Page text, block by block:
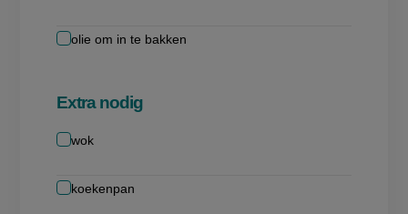
olie om in te bakken
Extra nodig
wok
koekenpan